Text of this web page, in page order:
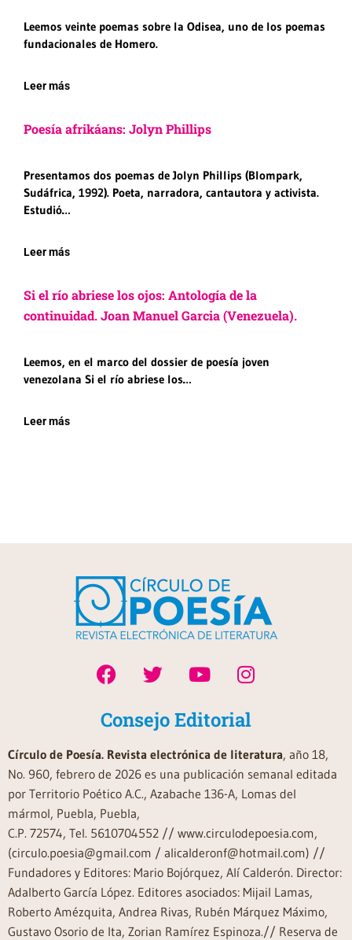
Leemos veinte poemas sobre la Odisea, uno de los poemas
fundacionales de Homero.
Leer más
Poesía afrikáans: Jolyn Phillips
Presentamos dos poemas de Jolyn Phillips (Blompark,
Sudáfrica, 1992). Poeta, narradora, cantautora y activista.
Estudió…
Leer más
Si el río abriese los ojos: Antología de la
continuidad. Joan Manuel Garcia (Venezuela).
Leemos, en el marco del dossier de poesía joven
venezolana Si el río abriese los…
Leer más
Consejo Editorial
Círculo de Poesía. Revista electrónica de literatura, año 18,
No. 960, febrero de 2026 es una publicación semanal editada
por Territorio Poético A.C., Azabache 136-A, Lomas del
mármol, Puebla, Puebla,
C.P. 72574, Tel. 5610704552 // www.circulodepoesia.com,
(circulo.poesia@gmail.com / alicalderonf@hotmail.com) //
Fundadores y Editores: Mario Bojórquez, Alí Calderón. Director:
Adalberto García López. Editores asociados: Mijail Lamas,
Roberto Amézquita, Andrea Rivas, Rubén Márquez Máximo,
Gustavo Osorio de Ita, Zorian Ramírez Espinoza.// Reserva de